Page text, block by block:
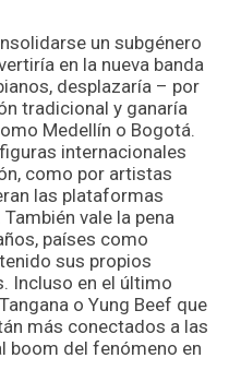
un subgénero
en la nueva banda
desplazaría – por
tradicional y ganaría
Medellín o Bogotá.
internacionales
como por artistas
las plataformas
vale la pena
países como
sus propios
Incluso en el último
o Yung Beef que
más conectados a las
boom del fenómeno en